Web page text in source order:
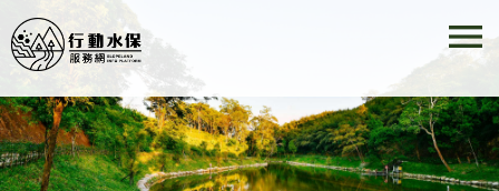
menu
跳到主要內容
常見問答專區
活動快訊